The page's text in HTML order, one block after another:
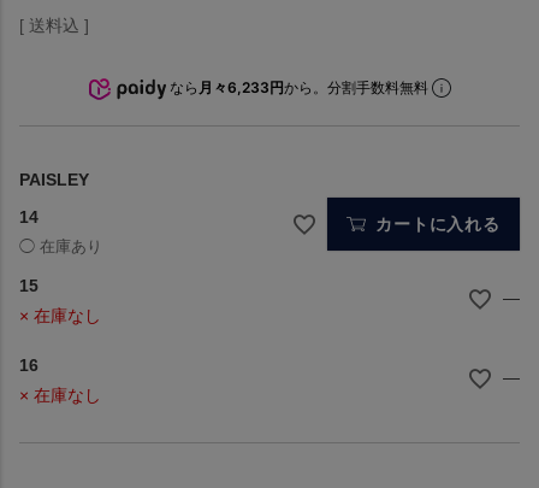
送料込
なら 月々6,233円から。分割手数料無料
PAISLEY
14
カートに入れる
15
× 在庫なし
—
16
× 在庫なし
—